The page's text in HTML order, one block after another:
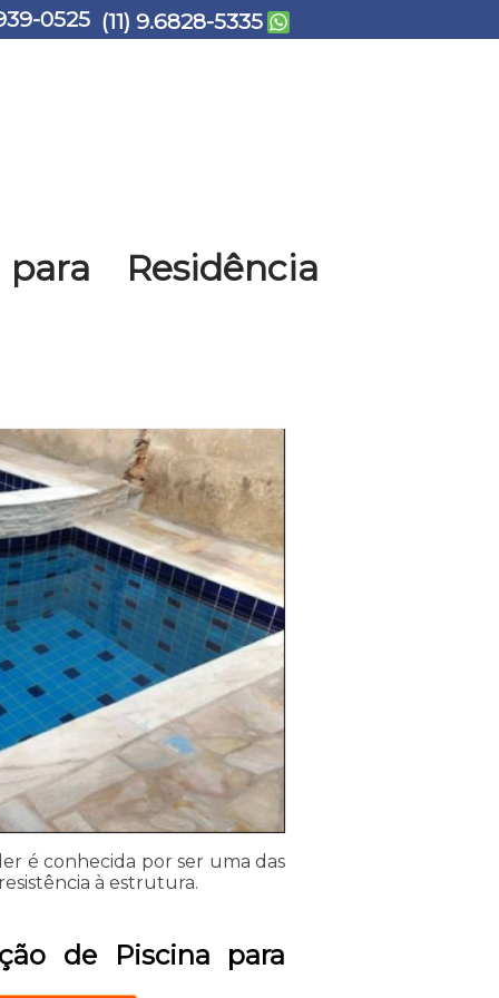
0525 (11) 9.6828-5335
Residência
é conhecida por ser uma das
à estrutura.
de Piscina para